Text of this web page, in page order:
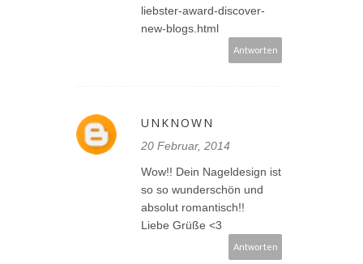
liebster-award-discover-
new-blogs.html
Antworten
UNKNOWN
20 Februar, 2014
Wow!! Dein Nageldesign ist
so so wunderschön und
absolut romantisch!!
Liebe Grüße <3
Antworten